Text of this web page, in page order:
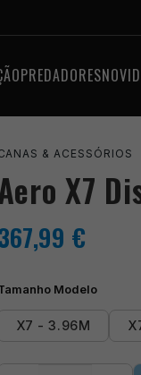
PREDADORES
& ACESSÓRIOS
X7
€
Modelo
X7 - 3.96M